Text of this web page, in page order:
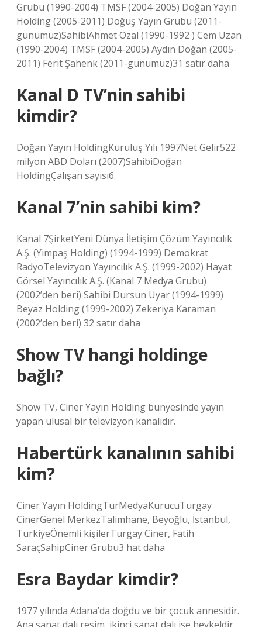
Grubu (1990-2004) TMSF (2004-2005) Doğan Yayın
Holding (2005-2011) Doğuş Yayın Grubu (2011-
günümüz)SahibiAhmet Özal (1990-1992 ) Cem Uzan
(1990-2004) TMSF (2004-2005) Aydın Doğan (2005-
2011) Ferit Şahenk (2011-günümüz)31 satır daha
Kanal D TV’nin sahibi
kimdir?
Doğan Yayın HoldingKuruluş Yılı 1997Net Gelir522
milyon ABD Doları (2007)SahibiDoğan
HoldingÇalışan sayısı6.
Kanal 7’nin sahibi kim?
Kanal 7ŞirketYeni Dünya İletişim Çözüm Yayıncılık
A.Ş. (Yimpaş Holding) (1994-1999) Demokrat
RadyoTelevizyon Yayıncılık A.Ş. (1999-2002) Hayat
Görsel Yayıncılık A.Ş. (Kanal 7 Medya Grubu)
(2002’den beri) Sahibi Dursun Uyar (1994-1999)
Beyaz Holding (1999-2002) Zekeriya Karaman
(2002’den beri) 32 satır daha
Show TV hangi holdinge
bağlı?
Show TV, Ciner Yayın Holding bünyesinde yayın
yapan ulusal bir televizyon kanalıdır.
Habertürk kanalının sahibi
kim?
Ciner Yayın HoldingTürMedyaKurucuTurgay
CinerGenel MerkezTalimhane, Beyoğlu, İstanbul,
TürkiyeÖnemli kişilerTurgay Ciner, Fatih
SaraçSahipCiner Grubu3 hat daha
Esra Baydar kimdir?
1977 yılında Adana’da doğdu ve bir çocuk annesidir.